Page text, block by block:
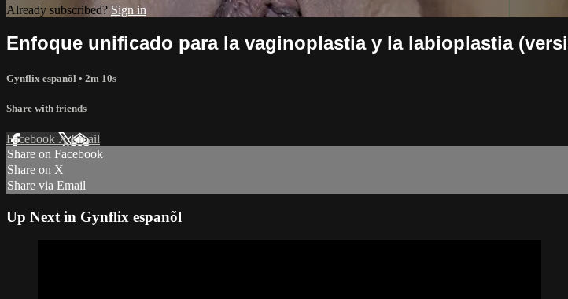
Already subscribed? Sign in
Enfoque unificado para la vaginoplastia y la labioplastia
Gynflix espanõl • 2m 10s
Share with friends
Facebook XEmail
Share on Facebook
Share on X
Share via Email
Up Next in Gynflix espanõl